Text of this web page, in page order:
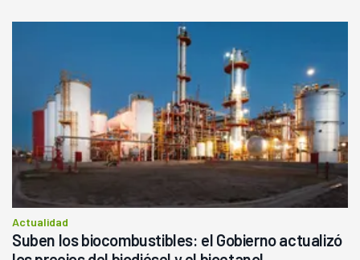
Actualidad
Suben los biocombustibles: el Gobierno actualizó